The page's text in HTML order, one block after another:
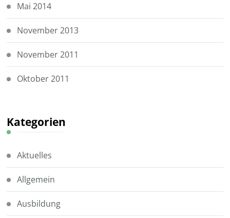
Mai 2014
November 2013
November 2011
Oktober 2011
Kategorien
Aktuelles
Allgemein
Ausbildung